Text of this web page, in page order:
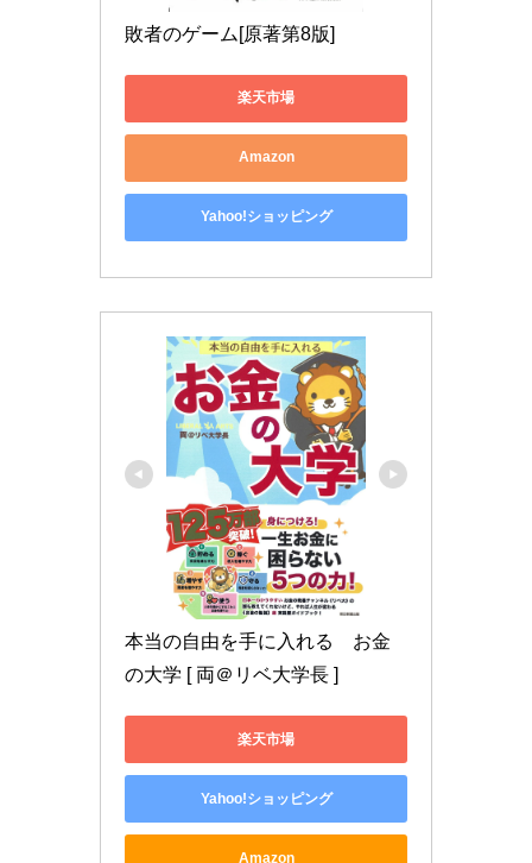
敗者のゲーム[原著第8版]
楽天市場
Amazon
Yahoo!ショッピング
本当の自由を手に入れる　お金
の大学 [ 両＠リベ大学長 ]
楽天市場
Yahoo!ショッピング
Amazon